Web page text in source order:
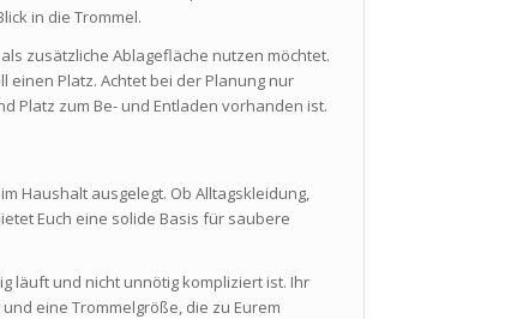
in die Trommel.
zusätzliche Ablagefläche nutzen möchtet.
Platz. Achtet bei der Planung nur
Platz zum Be- und Entladen vorhanden ist.
Haushalt ausgelegt. Ob Alltagskleidung,
Euch eine solide Basis für saubere
läuft und nicht unnötig kompliziert ist. Ihr
eine Trommelgröße, die zu Eurem